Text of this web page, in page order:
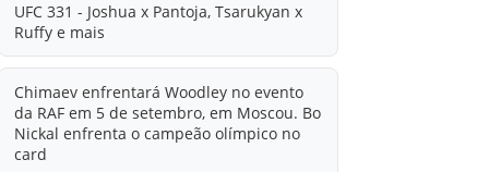
UFC 331 - Joshua x Pantoja, Tsarukyan x
Ruffy e mais
Chimaev enfrentará Woodley no evento
da RAF em 5 de setembro, em Moscou. Bo
Nickal enfrenta o campeão olímpico no
card